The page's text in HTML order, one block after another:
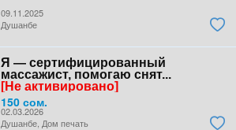
09.11.2025
Душанбе
Я — сертифицированный
массажист, помогаю снят...
[Не активировано]
150 сом.
02.03.2026
Душанбе, Дом печать